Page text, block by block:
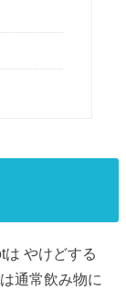
やけどする
通常飲み物に